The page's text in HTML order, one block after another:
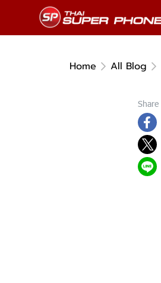
Home All Blog
Share